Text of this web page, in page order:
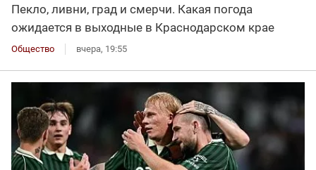
Пекло, ливни, град и смерчи. Какая погода
ожидается в выходные в Краснодарском крае
Общество вчера, 19:55